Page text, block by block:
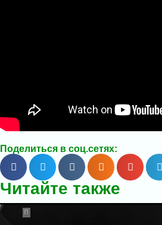
Поделиться в соц.сетях:
Читайте также